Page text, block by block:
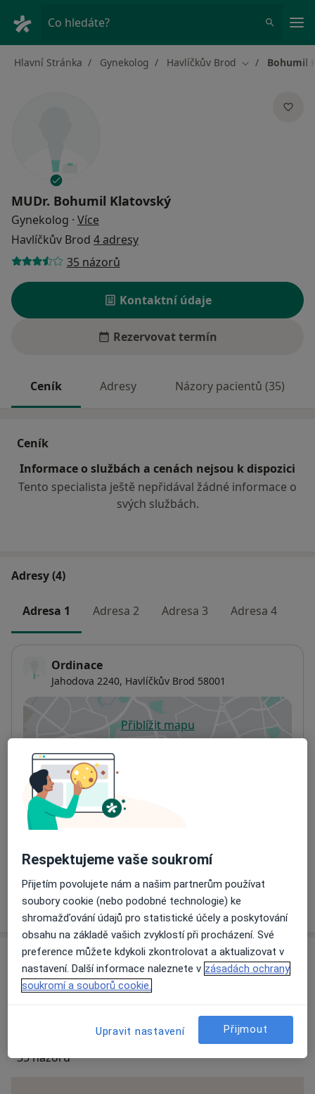
Co hledáte?
Hlavní Stránka Gynekolog Havlíčkův Brod Změna města
Bohumil
MUDr. Bohumil Klatovský
Gynekolog · Více
Havlíčkův Brod 4 adresy
35 názorů
Kontaktní údaje
Rezervovat termín
Ceník Adresy Názory pacientů (35)
Ceník
Informace o službách a cenách nejsou k dispozici
Tento specialista ještě nepřidával žádné informace o
svých službách.
Adresy (4)
Adresa 1 Adresa 2 Adresa 3 Adresa 4
Ordinace
Jahodova 2240, Havlíčkův Brod 58001
Přiblížit mapuse otevře v nové záložce
Dostupnost
Na této adrese online kalendář není aktivní
Co mám v takové situaci udělat?
Způsoby platby (soukromé návštěvy)
Detaily
Víceo adrese
Názory
Přidejte svůj názor
35 názorů
Respektujeme vaše soukromí
Přijetím povolujete nám a našim partnerům používat
soubory cookie (nebo podobné technologie) ke
shromažďování údajů pro statistické účely a poskytování
obsahu na základě vašich zvyklostí při procházení. Své
preference můžete kdykoli zkontrolovat a aktualizovat v
nastavení. Další informace naleznete v zásadách ochrany
soukromí a souborů cookie.
Upravit nastavení Přijmout